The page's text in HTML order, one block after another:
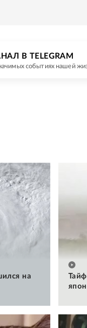
В TELEGRAM
событиях нашей
на